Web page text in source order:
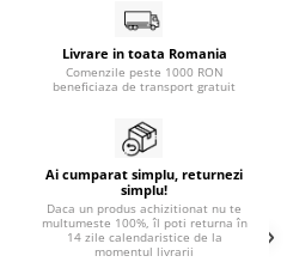
Livrare in toata Romania
Comenzile peste 1000 RON
beneficiaza de transport gratuit
Ai cumparat simplu, returnezi
simplu!
Daca un produs achizitionat nu te
multumeste 100%, îl poti returna în
14 zile calendaristice de la
momentul livrarii